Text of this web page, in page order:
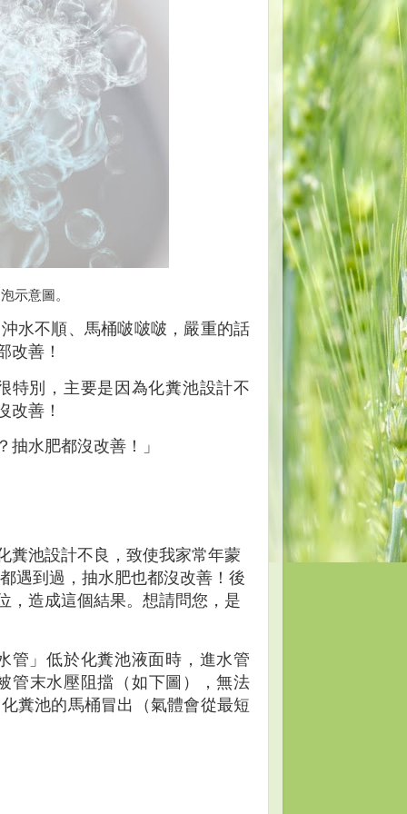
示意圖。
水不順、馬桶啵啵啵，嚴重的話
改善！
特別，主要是因為化糞池設計不
改善！
水肥都沒改善！」
糞池設計不良，致使我家常年蒙
遇到過，抽水肥也都沒改善！後
，造成這個結果。想請問您，是
管」低於化糞池液面時，進水管
管末水壓阻擋（如下圖），無法
糞池的馬桶冒出（氣體會從最短